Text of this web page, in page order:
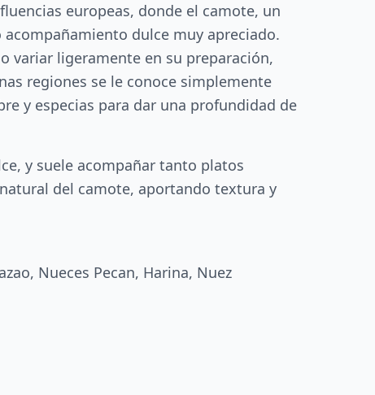
europeas, donde el camote, un
dulce muy apreciado.
variar ligeramente en su preparación,
regiones se le conoce simplemente
y especias para dar una profundidad de
y suele acompañar tanto platos
del camote, aportando textura y
Nueces Pecan, Harina, Nuez